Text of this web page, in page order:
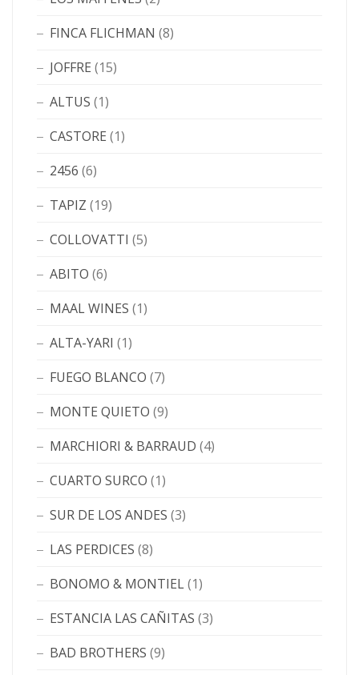
FINCA FLICHMAN (8)
JOFFRE (15)
ALTUS (1)
CASTORE (1)
2456 (6)
TAPIZ (19)
COLLOVATTI (5)
ABITO (6)
MAAL WINES (1)
ALTA-YARI (1)
FUEGO BLANCO (7)
MONTE QUIETO (9)
MARCHIORI & BARRAUD (4)
CUARTO SURCO (1)
SUR DE LOS ANDES (3)
LAS PERDICES (8)
BONOMO & MONTIEL(1)
ESTANCIA LAS CAÑITAS (3)
BAD BROTHERS (9)